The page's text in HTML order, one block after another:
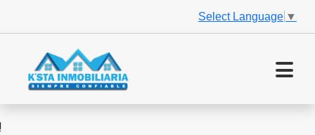
Select Language ▼